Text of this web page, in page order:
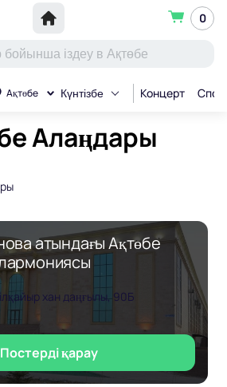
0
Ақтөбе Күнтізбе Концерт
Алаңдары
атындағы Ақтөбе
хан даңғылы, 90Б
Постерді қарау